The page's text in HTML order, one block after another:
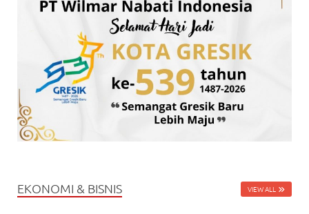
EKONOMI & BISNIS VIEW ALL